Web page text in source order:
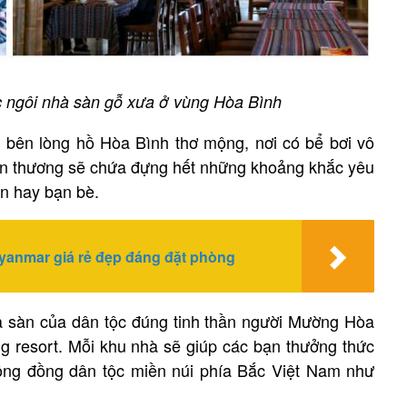
nhà sàn gỗ xưa ở vùng Hòa Bình
lòng hồ Hòa Bình thơ mộng, nơi có bể bơi vô
thương sẽ chứa đựng hết những khoảng khắc yêu
hay bạn bè.
giá rẻ đẹp đáng đặt phòng
của dân tộc đúng tinh thần người Mường Hòa
resort. Mỗi khu nhà sẽ giúp các bạn thưởng thức
đồng dân tộc miền núi phía Bắc Việt Nam như